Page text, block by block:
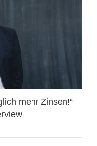
mehr Zinsen!“